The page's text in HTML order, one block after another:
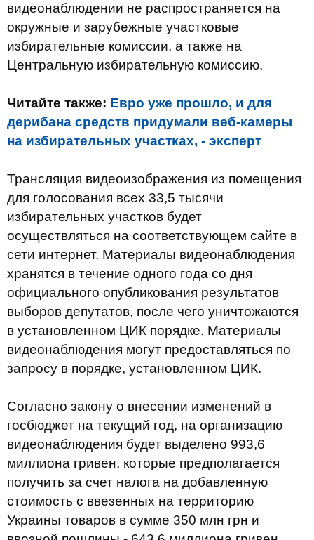
видеонаблюдении не распространяется на
окружные и зарубежные участковые
избирательные комиссии, а также на
Центральную избирательную комиссию.
Читайте также: Евро уже прошло, и для
дерибана средств придумали веб-камеры
на избирательных участках, - эксперт
Трансляция видеоизображения из помещения
для голосования всех 33,5 тысячи
избирательных участков будет
осуществляться на соответствующем сайте в
сети интернет. Материалы видеонаблюдения
хранятся в течение одного года со дня
официального опубликования результатов
выборов депутатов, после чего уничтожаются
в установленном ЦИК порядке. Материалы
видеонаблюдения могут предоставляться по
запросу в порядке, установленном ЦИК.
Согласно закону о внесении изменений в
госбюджет на текущий год, на организацию
видеонаблюдения будет выделено 993,6
миллиона гривен, которые предполагается
получить за счет налога на добавленную
стоимость с ввезенных на территорию
Украины товаров в сумме 350 млн грн и